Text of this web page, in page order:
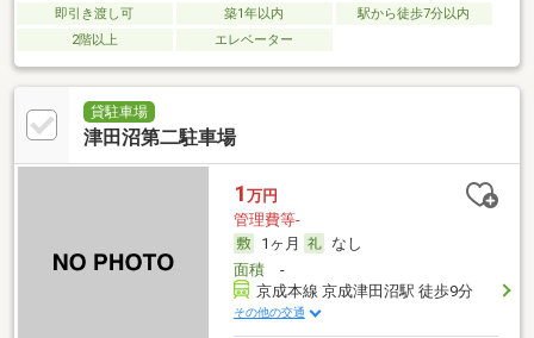
即引き渡し可 築1年以内
駅から徒歩7分以内
2階以上
エレベーター
貸駐車場
津田沼第二駐車場
1 万円
管理費等-
1ヶ月
なし
面積-
京成本線 京成津田沼駅 徒歩9分
その他の交通